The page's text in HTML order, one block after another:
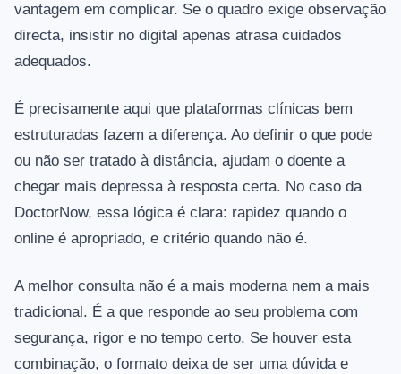
vantagem em complicar. Se o quadro exige observação
directa, insistir no digital apenas atrasa cuidados
adequados.
É precisamente aqui que plataformas clínicas bem
estruturadas fazem a diferença. Ao definir o que pode
ou não ser tratado à distância, ajudam o doente a
chegar mais depressa à resposta certa. No caso da
DoctorNow, essa lógica é clara: rapidez quando o
online é apropriado, e critério quando não é.
A melhor consulta não é a mais moderna nem a mais
tradicional. É a que responde ao seu problema com
segurança, rigor e no tempo certo. Se houver esta
combinação, o formato deixa de ser uma dúvida e